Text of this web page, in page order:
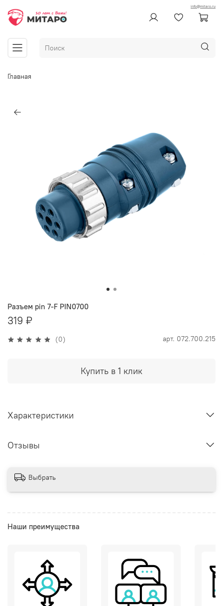
info@mitaro.ru
Главная
(0) арт. 072.700.215
Разъем pin 7-F PIN0700
319 ₽
Купить в 1 клик
Характеристики
Отзывы
Выбрать
Наши преимущества